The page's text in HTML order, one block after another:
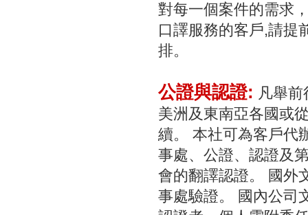
對每一個案件的需求
口譯服務的客戶,請提
排。
公證與認證: 凡舉
美洲及東南亞各國或
續。 本社可為客戶代
事處、公證、認證及
會的翻譯認證。 國外
事處驗證。 國內公司